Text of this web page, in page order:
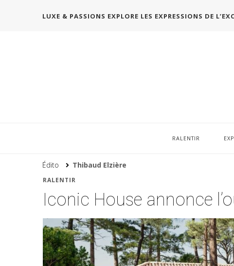
LUXE & PASSIONS EXPLORE LES EXPRESSIONS DE
RALENTIR
Édito Thibaud Elzière
RALENTIR
Iconic House annonce